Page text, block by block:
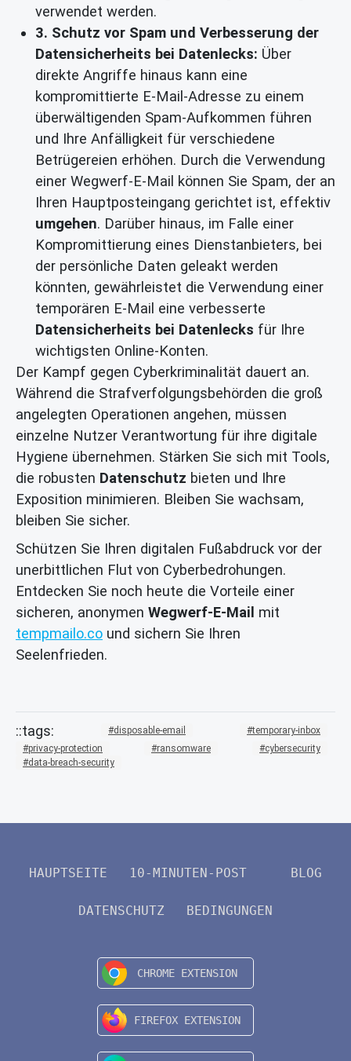
verwendet werden.
3. Schutz vor Spam und Verbesserung der
Datensicherheits bei Datenlecks: Über
direkte Angriffe hinaus kann eine
kompromittierte E-Mail-Adresse zu einem
überwältigenden Spam-Aufkommen führen
und Ihre Anfälligkeit für verschiedene
Betrügereien erhöhen. Durch die Verwendung
einer Wegwerf-E-Mail können Sie Spam, der an
Ihren Hauptposteingang gerichtet ist, effektiv
umgehen. Darüber hinaus, im Falle einer
Kompromittierung eines Dienstanbieters, bei
der persönliche Daten geleakt werden
könnten, gewährleistet die Verwendung einer
temporären E-Mail eine verbesserte
Datensicherheits bei Datenlecks für Ihre
wichtigsten Online-Konten.
Der Kampf gegen Cyberkriminalität dauert an.
Während die Strafverfolgungsbehörden die groß
angelegten Operationen angehen, müssen
einzelne Nutzer Verantwortung für ihre digitale
Hygiene übernehmen. Stärken Sie sich mit Tools,
die robusten Datenschutz bieten und Ihre
Exposition minimieren. Bleiben Sie wachsam,
bleiben Sie sicher.
Schützen Sie Ihren digitalen Fußabdruck vor der
unerbittlichen Flut von Cyberbedrohungen.
Entdecken Sie noch heute die Vorteile einer
sicheren, anonymen Wegwerf-E-Mail mit
tempmailo.co und sichern Sie Ihren
Seelenfrieden.
disposable-email
temporary-inbox
privacy-protection
ransomware
cybersecurity
data-breach-security
HAUPTSEITE 10-MINUTEN-POST BLOG
DATENSCHUTZ BEDINGUNGEN